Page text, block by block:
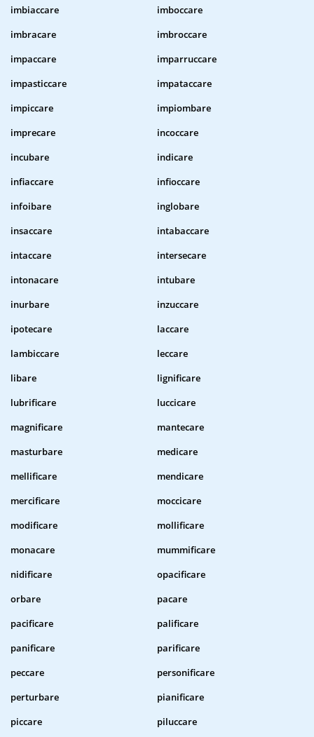
imbiaccare
imboccare
imbracare
imbroccare
impaccare
imparruccare
impasticcare
impataccare
impiccare
impiombare
imprecare
incoccare
incubare
indicare
infiaccare
infioccare
infoibare
inglobare
insaccare
intabaccare
intaccare
intersecare
intonacare
intubare
inurbare
inzuccare
ipotecare
laccare
lambiccare
leccare
libare
lignificare
lubrificare
luccicare
magnificare
mantecare
masturbare
medicare
mellificare
mendicare
mercificare
moccicare
modificare
mollificare
monacare
mummificare
nidificare
opacificare
orbare
pacare
pacificare
palificare
panificare
parificare
peccare
personificare
perturbare
pianificare
piccare
piluccare